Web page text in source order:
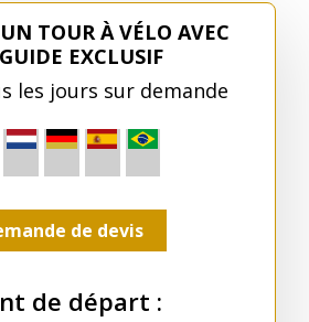
UN TOUR À VÉLO AVEC
EXCLUSIF
les jours sur demande
de devis
de départ :